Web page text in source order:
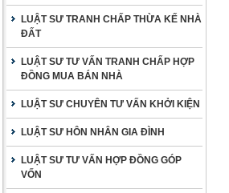
LUẬT SƯ TRANH CHẤP THỪA KẾ NHÀ
ĐẤT
LUẬT SƯ TƯ VẤN TRANH CHẤP HỢP
ĐỒNG MUA BÁN NHÀ
LUẬT SƯ CHUYÊN TƯ VẤN KHỞI KIỆN
LUẬT SƯ HÔN NHÂN GIA ĐÌNH
LUẬT SƯ TƯ VẤN HỢP ĐỒNG GÓP
VỐN